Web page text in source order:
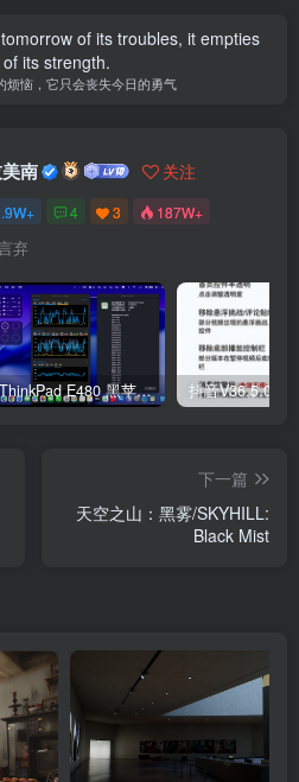
of its troubles, it empties
its strength.
烦恼，它只会丧失今日的勇气
南 关注
4 3 187W+
弃
ThinkPad E480 黑苹果完美Tahoe的EFI分享（2026.03.01更新） 抖音V36.5.0 内
下一篇
天空之山：黑雾/SKYHILL:
Black Mist